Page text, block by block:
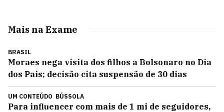
Mais na Exame
BRASIL
Moraes nega visita dos filhos a Bolsonaro no Dia
dos Pais; decisão cita suspensão de 30 dias
UM CONTEÚDO BÚSSOLA
Para influencer com mais de 1 mi de seguidores,